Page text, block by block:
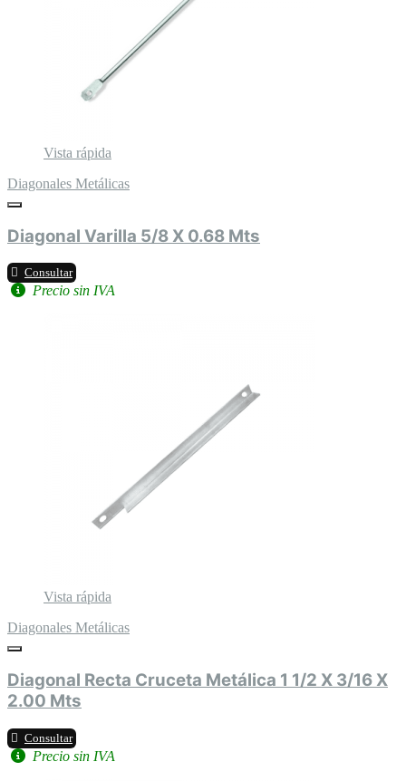
Vista rápida
Diagonales Metálicas
Diagonal Varilla 5/8 X 0.68 Mts
Consultar
Precio sin IVA
Vista rápida
Diagonales Metálicas
Diagonal Recta Cruceta Metálica 1 1/2 X 3/16 X
2.00 Mts
Consultar
Precio sin IVA